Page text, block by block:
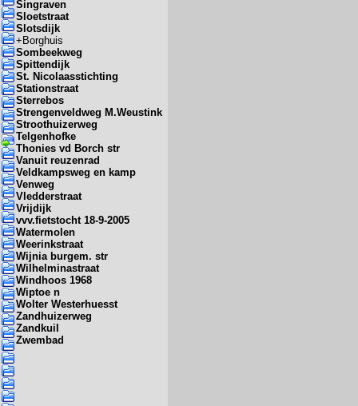
Singraven
Sloetstraat
Slotsdijk
+ Borghuis
Sombeekweg
Spittendijk
St. Nicolaasstichting
Stationstraat
Sterrebos
Strengenveldweg M.Weustink
Stroothuizerweg
Telgenhofke
Thonies vd Borch str
Vanuit reuzenrad
Veldkampsweg en kamp
Venweg
Vledderstraat
Vrijdijk
vvv.fietstocht 18-9-2005
Watermolen
Weerinkstraat
Wijnia burgem. str
Wilhelminastraat
Windhoos 1968
Wiptoe n
Wolter Westerhuesst
Zandhuizerweg
Zandkuil
Zwembad